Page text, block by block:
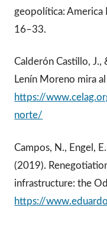
geopolítica: America
16–33.
Calderón Castillo, J.,
Lenín Moreno mira
https://
norte/
Campos, N., Engel,
(2019).
infrastructure: the
https://